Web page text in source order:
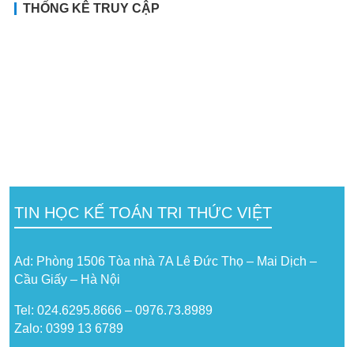
THỐNG KÊ TRUY CẬP
TIN HỌC KẾ TOÁN TRI THỨC VIỆT
Ad: Phòng 1506 Tòa nhà 7A Lê Đức Thọ – Mai Dịch –
Cầu Giấy – Hà Nội
Tel: 024.6295.8666 – 0976.73.8989
Zalo: 0399 13 6789